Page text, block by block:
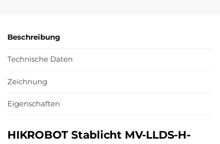
Beschreibung
Technische Daten
Zeichnung
Eigenschaften
HIKROBOT Stablicht MV-LLDS-H-